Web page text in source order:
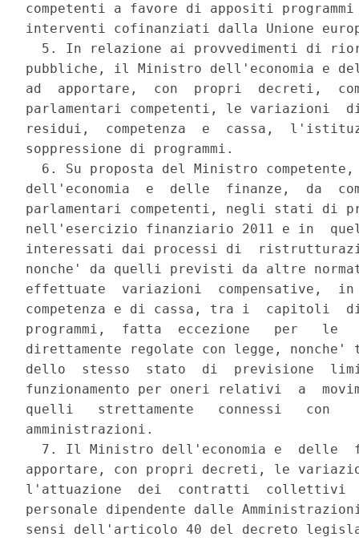
competenti a favore di appositi
interventi cofinanziati dalla Unione
5. In relazione ai provvedimenti di
pubbliche, il Ministro dell'economia e
ad  apportare,  con  propri  decreti,
parlamentari competenti, le
residui,  competenza  e  cassa,
soppressione di programmi.
6. Su proposta del Ministro
dell'economia  e  delle  finanze,  da
parlamentari competenti, negli stati di
nell'esercizio finanziario 2011 e in
interessati dai processi di
nonche' da quelli previsti da altre
effettuate  variazioni  compensative,
competenza e di cassa, tra i  capitoli
programmi,  fatta  eccezione   per   le
direttamente regolate con legge,
dello  stesso  stato  di  previsione
funzionamento per oneri relativi  a
quelli   strettamente   connessi
amministrazioni.
7. Il Ministro dell'economia e  delle
apportare, con propri decreti, le
l'attuazione  dei  contratti  collettivi
personale dipendente dalle
sensi dell'articolo 40 del decreto